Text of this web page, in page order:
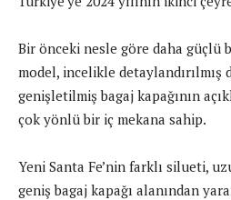
Bir önceki nesle göre daha güçlü
model, incelikle detaylandırılmış
genişletilmiş bagaj kapağının
çok yönlü bir iç mekana sahip.
Yeni Santa Fe’nin farklı silueti,
geniş bagaj kapağı alanından